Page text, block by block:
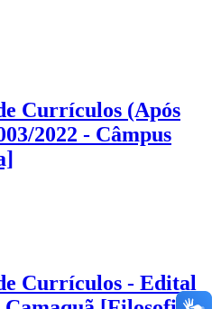
Currículos (Após
2022 - Câmpus
Currículos - Edital